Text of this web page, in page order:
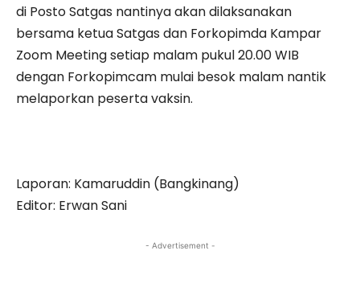
di Posto Satgas nantinya akan dilaksanakan
bersama ketua Satgas dan Forkopimda Kampar
Zoom Meeting setiap malam pukul 20.00 WIB
dengan Forkopimcam mulai besok malam nantik
melaporkan peserta vaksin.
Laporan: Kamaruddin (Bangkinang)
Editor: Erwan Sani
- Advertisement -